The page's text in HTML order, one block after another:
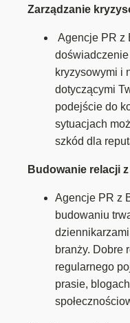
Zarządzanie
Agencje PR z
kryzysowymi i
dotyczącymi
podejście do
sytuacjach
szkód dla
Budowanie relacji
Agencje PR z
budowaniu
branży. Dobre
regularnego
prasie,